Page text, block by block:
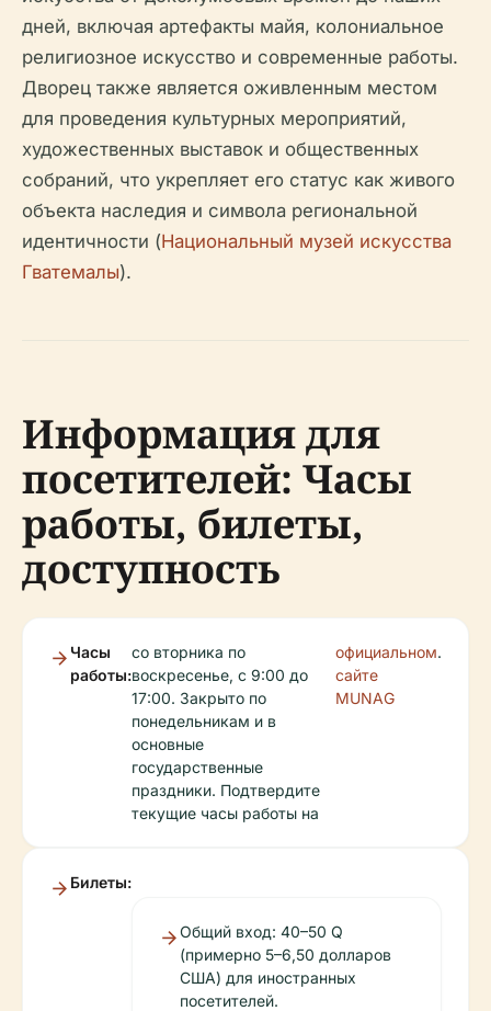
дней, включая артефакты майя, колониальное
религиозное искусство и современные работы.
Дворец также является оживленным местом
для проведения культурных мероприятий,
художественных выставок и общественных
собраний, что укрепляет его статус как живого
объекта наследия и символа региональной
идентичности (Национальный музей искусства
Гватемалы).
Информация для
посетителей: Часы
работы, билеты,
доступность
Часы
работы:
со вторника по
воскресенье, с 9:00 до
17:00. Закрыто по
понедельникам и в
основные
государственные
праздники. Подтвердите
текущие часы работы на
официальном
сайте
MUNAG
.
Билеты:
Общий вход: 40–50 Q
(примерно 5–6,50 долларов
США) для иностранных
посетителей.